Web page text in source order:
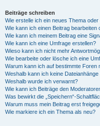
Beiträge schreiben
Wie erstelle ich ein neues Thema oder
Wie kann ich einen Beitrag bearbeiten
Wie kann ich meinem Beitrag eine
Wie kann ich eine Umfrage erstellen?
Wieso kann ich nicht mehr
Wie bearbeite oder lösche ich eine
Warum kann ich auf bestimmte Foren
Weshalb kann ich keine Dateianhänge
Weshalb wurde ich verwarnt?
Wie kann ich Beiträge den
Was bewirkt die „Speichern“-
Warum muss mein Beitrag erst
Wie markiere ich ein Thema als neu?